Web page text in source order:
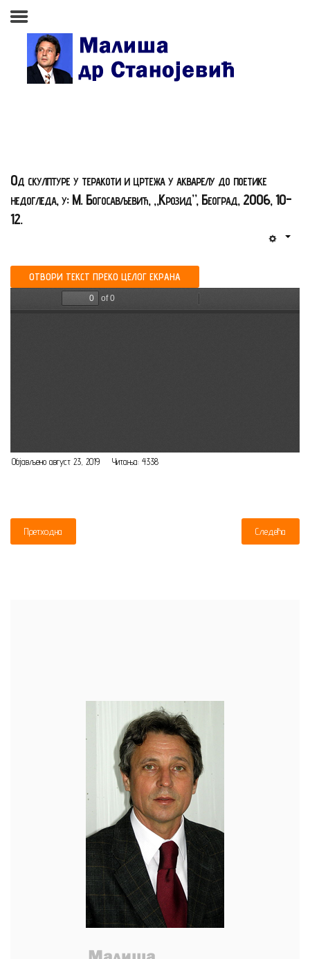
Почетна страна
Изабране студије, чланци,
записи
Контакт
Од скулптуре у теракоти и цртежа у акварелу до поетике
недогледа, у: М. Богосављевић, „Крозид”, Београд, 2006, 10-
12.
ОТВОРИ ТЕКСТ ПРЕКО ЦЕЛОГ ЕКРАНА
Објављено август 23, 2019 Читања: 4338
Претходна Следећа